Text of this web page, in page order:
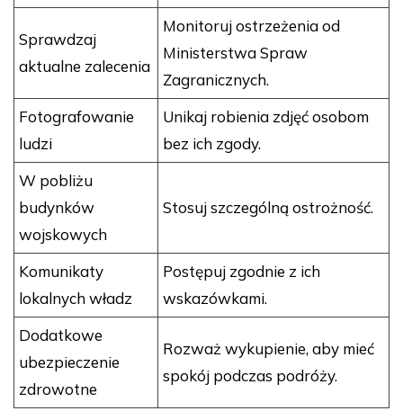
Sprawdzaj
aktualne zalecenia
Monitoruj ostrzeżenia od
Ministerstwa Spraw
Zagranicznych.
Fotografowanie
ludzi
Unikaj robienia zdjęć osobom
bez ich zgody.
W pobliżu
budynków
wojskowych
Stosuj szczególną ostrożność.
Komunikaty
lokalnych władz
Postępuj zgodnie z ich
wskazówkami.
Dodatkowe
ubezpieczenie
zdrowotne
Rozważ wykupienie, aby mieć
spokój podczas podróży.